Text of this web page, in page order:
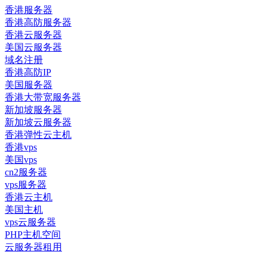
香港服务器
香港高防服务器
香港云服务器
美国云服务器
域名注册
香港高防IP
美国服务器
香港大带宽服务器
新加坡服务器
新加坡云服务器
香港弹性云主机
香港vps
美国vps
cn2服务器
vps服务器
香港云主机
美国主机
vps云服务器
PHP主机空间
云服务器租用